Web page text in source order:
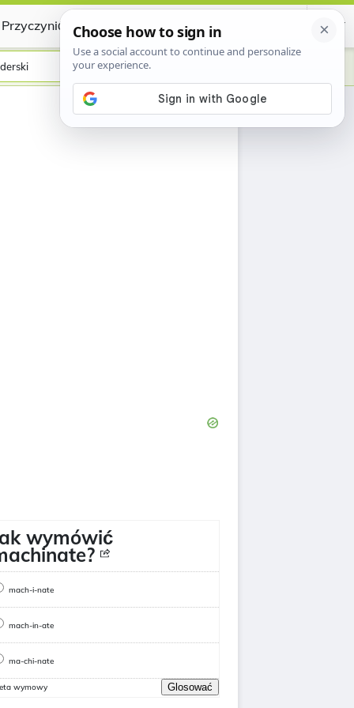
Przyczynić się Certificate
wymówić
mach-i-nate
mach-in-ate
ma-chi-nate
wymowy Glosować